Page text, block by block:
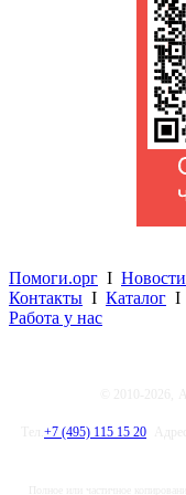
Помоги.орг I Новости
Контакты I Каталог I
Работа у нас
+7 (495) 115 15 20